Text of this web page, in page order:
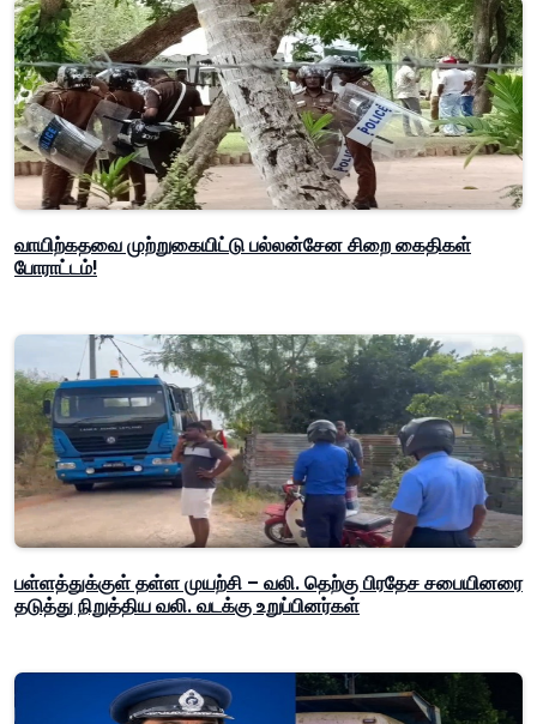
வாயிற்கதவை முற்றுகையிட்டு பல்லன்சேன சிறை கைதிகள்
போராட்டம்!
பள்ளத்துக்குள் தள்ள முயற்சி – வலி. தெற்கு பிரதேச சபையினரை
தடுத்து நிறுத்திய வலி. வடக்கு உறுப்பினர்கள்